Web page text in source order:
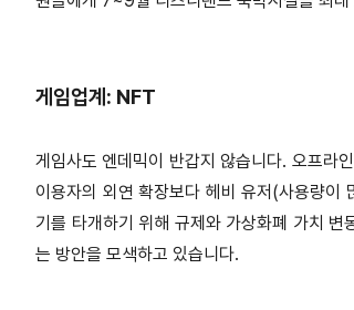
게임업계: NFT
게임사도 엔데믹이 반갑지 않습니다. 오프라
이용자의 외연 확장보다 헤비 유저(사용량이
기를 타개하기 위해 규제와 가상화폐 가치
는 방안을 모색하고 있습니다.